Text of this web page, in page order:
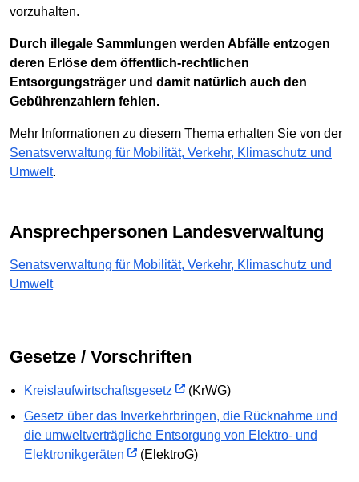
vorzuhalten.
Durch illegale Sammlungen werden Abfälle entzogen
deren Erlöse dem öffentlich-rechtlichen
Entsorgungsträger und damit natürlich auch den
Gebührenzahlern fehlen.
Mehr Informationen zu diesem Thema erhalten Sie von der
Senatsverwaltung für Mobilität, Verkehr, Klimaschutz und
Umwelt.
Ansprechpersonen Landesverwaltung
Senatsverwaltung für Mobilität, Verkehr, Klimaschutz und
Umwelt
Gesetze / Vorschriften
Kreislaufwirtschaftsgesetz
(KrWG)
Gesetz über das Inverkehrbringen, die Rücknahme und
die umweltverträgliche Entsorgung von Elektro- und
Elektronikgeräten
(ElektroG)